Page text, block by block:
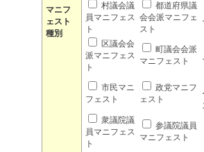
マニフ
ェスト
種別
村議会議
員マニフェス
ト
都道府県議
会会派マニフェ
スト
区議会会
派マニフェス
ト
町議会会派
マニフェスト
市民マニ
フェスト
政党マニフ
ェスト
衆議院議
員マニフェス
ト
参議院議員
マニフェスト